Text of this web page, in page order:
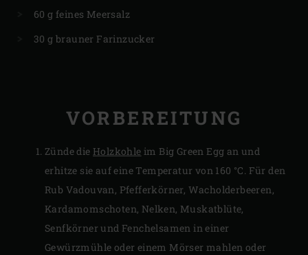
60 g feines Meersalz
30 g brauner Farinzucker
VORBEREITUNG
Zünde dieHolzkohle im Big Green Egg an und
erhitze sie auf eine Temperatur von 160 °C. Für den
Rub Vadouvan, Pfefferkörner, Wacholderbeeren,
Kardamomschoten, Nelken, Muskatblüte,
Senfkörner und Fenchelsamen in einer
Gewürzmühle oder einem Mörser mahlen oder